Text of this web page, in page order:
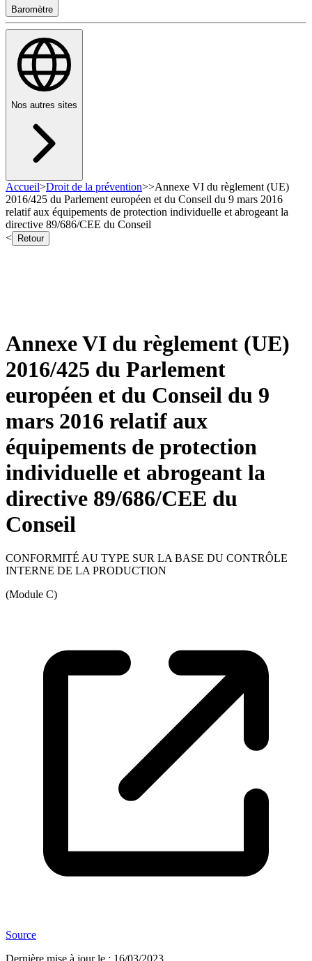
Baromètre
Nos autres sites
Accueil>Droit de la prévention>>Annexe VI du règlement (UE)
2016/425 du Parlement européen et du Conseil du 9 mars 2016
relatif aux équipements de protection individuelle et abrogeant la
directive 89/686/CEE du Conseil
<
Retour
Annexe VI du règlement (UE)
2016/425 du Parlement
européen et du Conseil du 9
mars 2016 relatif aux
équipements de protection
individuelle et abrogeant la
directive 89/686/CEE du
Conseil
CONFORMITÉ AU TYPE SUR LA BASE DU CONTRÔLE
INTERNE DE LA PRODUCTION
(Module C)
Source